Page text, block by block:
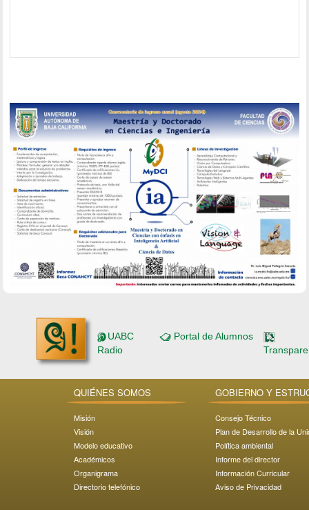
UABC
Radio
Portal de Alumnos
QUIÉNES SOMOS
Misión
Visión
Modelo educativo
Académicos
Organigrama
Directorio telefónico
GOBIERNO Y
Consejo Técnico
Plan de Desarrollo de la
Política ambiental
Informe del director
Información Curricular
Aviso de Privacidad